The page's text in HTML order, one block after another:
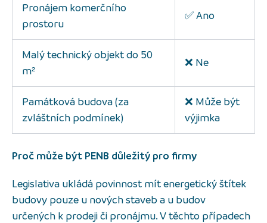
Pronájem komerčního
prostoru
✅ Ano
Malý technický objekt do 50
m²
❌ Ne
Památková budova (za
zvláštních podmínek)
❌ Může být
výjimka
Proč může být PENB důležitý pro firmy
Legislativa ukládá povinnost mít energetický štítek
budovy pouze u nových staveb a u budov
určených k prodeji či pronájmu. V těchto případech